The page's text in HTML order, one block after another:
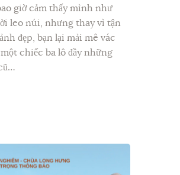
giờ cảm thấy mình như
leo núi, nhưng thay vì tận
đẹp, bạn lại mải mê vác
chiếc ba lô đầy những